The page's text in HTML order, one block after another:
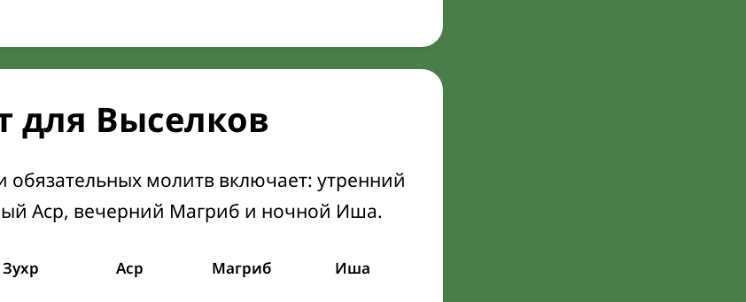
для Выселков
молитв включает: утренний
Аср, вечерний Магриб и ночной Иша.
Зухр Аср Магриб Иша